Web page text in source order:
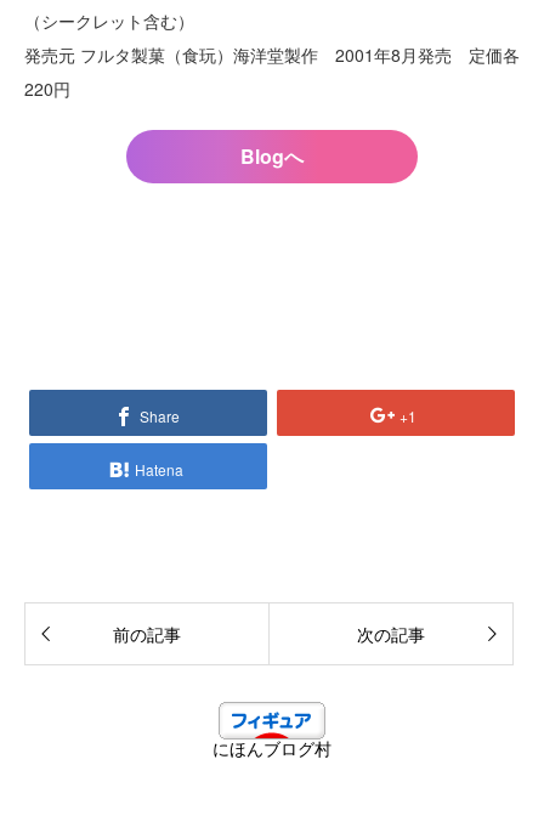
（シークレット含む）
発売元 フルタ製菓（食玩）海洋堂製作 2001年8月発売 定価各
220円
Blogへ
Share +1
Hatena
前の記事 次の記事
にほんブログ村